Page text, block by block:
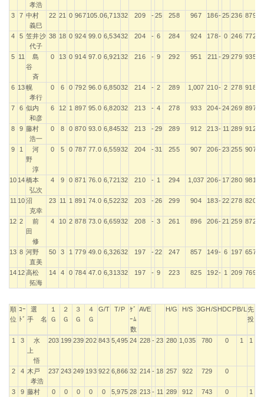
孝浩
3 7 中村
義巳
22 21 0 967105.06,71332 209 -25 258 967 186-25 236 879
4 5 笠井沙
代子
38 18 0 924 99.0 6,53432 204 - 6 284 924 178- 0 246 772
5 11
島
谷
斉
0 13 0 914 97.0 6,921 32 216 - 9 292 951 211 -29 279 935
6 13幌
孝行
0 6 0 792 96.0 6,85032 214 - 2 289 1,007 210- 2 278 918
7 6 似内
和彦
6 12 1 897 95.0 6,82032 213 - 4 278 933 204-24 269 897
8 9 藤村
浩一
0 8 0 870 93.0 6,84532 213 -29 289 912 213- 11 289 912
9 1
河
野
淳
0 5 0 787 77.0 6,55932 204 -31 255 907 206-23 255 907
10 14橋本
弘次
4 9 0 871 76.0 6,721 32 210 - 1 294 1,037 206- 17 280 981
11 10沼
克幸
23 11 1 891 74.0 6,52232 203 -26 299 904 183-22 278 820
12 2
前
田
修
4 10 2 878 73.0 6,65932 208 - 3 261 896 206-21 259 872
13 8 河野
直美
50 3 1 779 49.0 6,32632 197 -22 247 857 149- 6 197 657
14 12高松
拓海
14 4 0 784 47.0 6,31332 197 - 9 223 825 192- 1 209 769
順
位
ｺｰ
ﾄﾞ
選
手 名
１
Ｇ
２
Ｇ
３
Ｇ
４
Ｇ
G/T T/P
ｹﾞ
ｰﾑ
数
AVE H/G H/S 3GH/SHDCPB/L 先
投
順
ｺｰ
選
手 名
１
２
３
４ G/T T/P
ｹﾞ AVE H/G H/S 3GH/S HDCP B/L
先
1 3
水
上
悟
203 199 239 202 843 5,495 24 228 - 23 280 1,035 780 0 1 1
2 4 木戸
孝浩
237 243 249 193 922 6,866 32 214 - 18 257 922 729 0
3 9 藤村
0 0 0 0 0 5,975 28 213 - 11 289 912 743 0 1